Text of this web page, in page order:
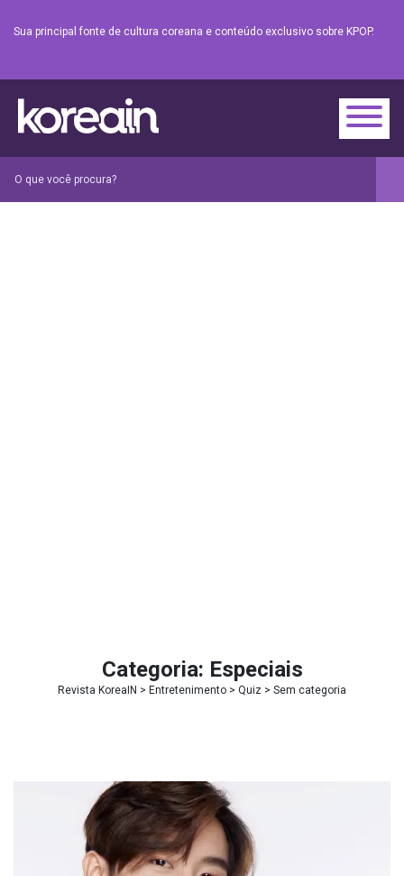
Sua principal fonte de cultura coreana e conteúdo exclusivo sobre KPOP.
Categoria: Especiais
Revista KoreaIN > Entretenimento > Quiz > Sem categoria